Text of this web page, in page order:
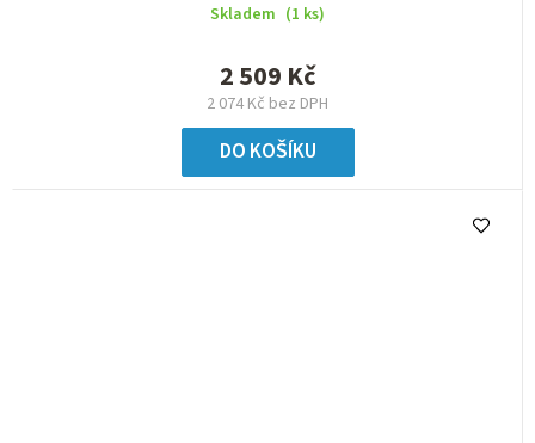
Skladem (1 ks)
2 074 Kč bez DPH
2 509 Kč
DO KOŠÍKU